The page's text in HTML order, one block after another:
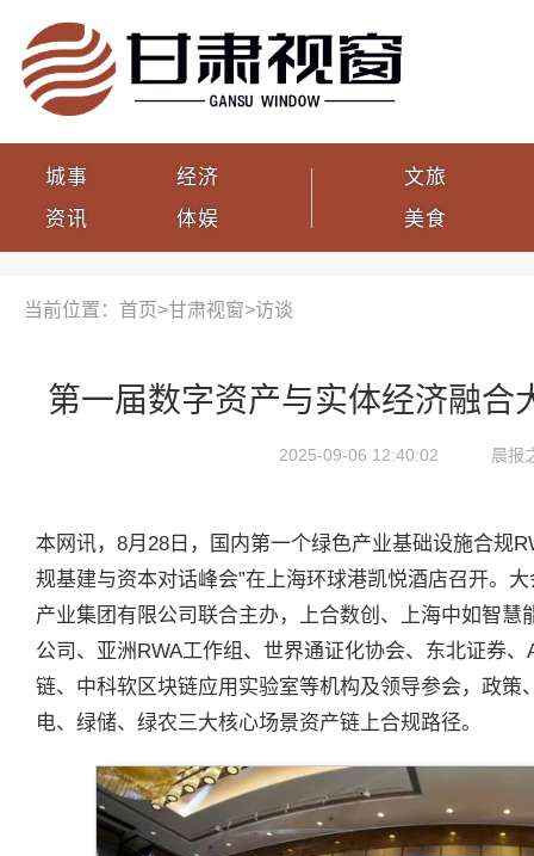
城事
资讯
经济
体娱
文旅
美食
当前位置：首页>甘肃视窗>访谈
第一届数字资产与实体经济融合
2025-09-06 12:40:02 晨报
本网讯，8月28日，国内第一个绿色产业基础设施合规
规基建与资本对话峰会”在上海环球港凯悦酒店召开。
产业集团有限公司联合主办，上合数创、上海中如智
公司、亚洲RWA工作组、世界通证化协会、东北证券
链、中科软区块链应用实验室等机构及领导参会，政
电、绿储、绿农三大核心场景资产链上合规路径。